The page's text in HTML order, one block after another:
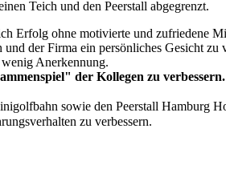
Teich und den Peerstall abgegrenzt.
Erfolg ohne motivierte und zufriedene
der Firma ein persönliches Gesicht zu
Anerkennung.
der Kollegen zu verbessern.
sowie den Peerstall Hamburg
zu verbessern.